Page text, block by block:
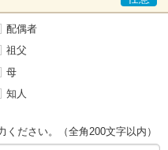
配偶者
祖父
母
知人
ださい。（全角200文字以内）